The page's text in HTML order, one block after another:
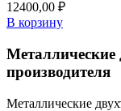
12400,00 ₽
В корзину
Металлические
производителя
Металлические